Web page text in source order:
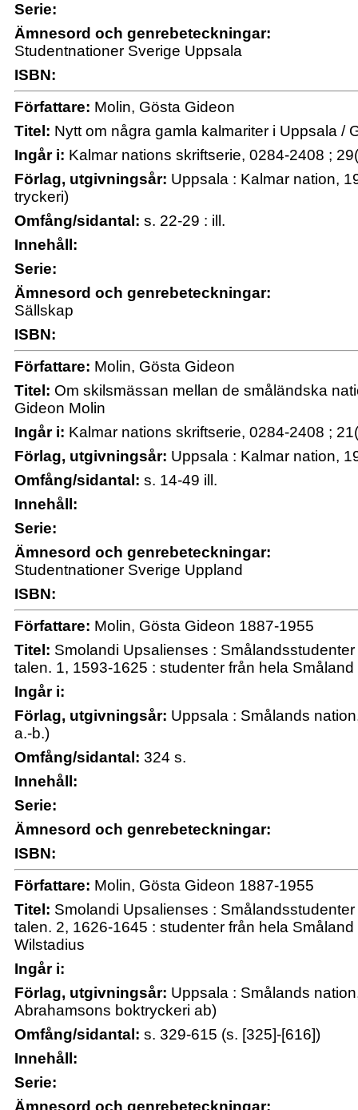
Serie:
Ämnesord och genrebeteckningar:
Studentnationer Sverige Uppsala
ISBN:
Författare: Molin, Gösta Gideon
Titel: Nytt om några gamla kalmariter i Uppsala /
Ingår i: Kalmar nations skriftserie, 0284-2408 ;
Förlag, utgivningsår: Uppsala : Kalmar nation,
tryckeri)
Omfång/sidantal: s. 22-29 : ill.
Innehåll:
Serie:
Ämnesord och genrebeteckningar:
Sällskap
ISBN:
Författare: Molin, Gösta Gideon
Titel: Om skilsmässan mellan de småländska
Gideon Molin
Ingår i: Kalmar nations skriftserie, 0284-2408 ;
Förlag, utgivningsår: Uppsala : Kalmar nation,
Omfång/sidantal: s. 14-49 ill.
Innehåll:
Serie:
Ämnesord och genrebeteckningar:
Studentnationer Sverige Uppland
ISBN:
Författare: Molin, Gösta Gideon 1887-1955
Titel: Smolandi Upsalienses :
talen. 1, 1593-1625 : studenter från hela
Ingår i:
Förlag, utgivningsår: Uppsala : Smålands
a.-b.)
Omfång/sidantal: 324 s.
Innehåll:
Serie:
Ämnesord och genrebeteckningar:
ISBN:
Författare: Molin, Gösta Gideon 1887-1955
Titel: Smolandi Upsalienses :
talen. 2, 1626-1645 : studenter från hela
Wilstadius
Ingår i:
Förlag, utgivningsår: Uppsala : Smålands
Abrahamsons boktryckeri ab)
Omfång/sidantal: s. 329-615 (s. [325]-[616])
Innehåll:
Serie:
Ämnesord och genrebeteckningar: